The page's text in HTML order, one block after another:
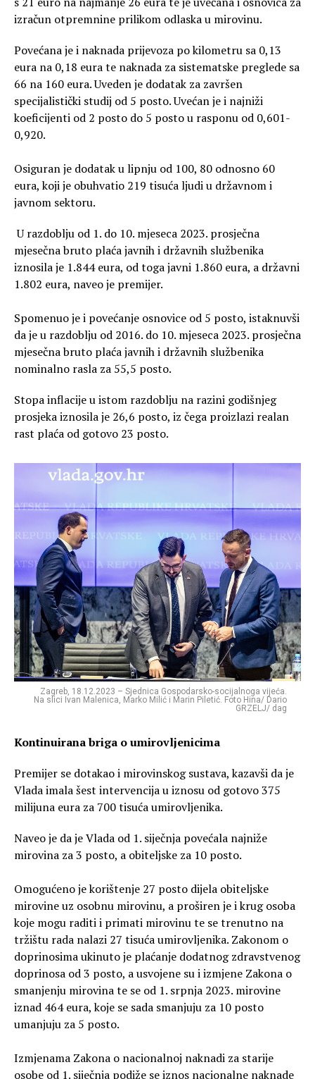
izračun otpremnine prilikom odlaska u mirovinu.
Povećana je i naknada prijevoza po kilometru sa 0,13
eura na 0,18 eura te naknada za sistematske preglede sa
66 na 160 eura. Uveden je dodatak za završen
specijalistički studij od 5 posto. Uvećan je i najniži
koeficijenti od 2 posto do 5 posto u rasponu od 0,601-
0,920.
Osiguran je dodatak u lipnju od 100, 80 odnosno 60
eura, koji je obuhvatio 219 tisuća ljudi u državnom i
javnom sektoru.
U razdoblju od 1. do 10. mjeseca 2023. prosječna
mjesečna bruto plaća javnih i državnih službenika
iznosila je 1.844 eura, od toga javni 1.860 eura, a državni
1.802 eura, naveo je premijer.
Spomenuo je i povećanje osnovice od 5 posto, istaknuvši
da je u razdoblju od 2016. do 10. mjeseca 2023. prosječna
mjesečna bruto plaća javnih i državnih službenika
nominalno rasla za 55,5 posto.
Stopa inflacije u istom razdoblju na razini godišnjeg
prosjeka iznosila je 26,6 posto, iz čega proizlazi realan
rast plaća od gotovo 23 posto.
Zagreb, 18.12.2023 – Sjednica Gospodarsko-socijalnoga vijeća.
Na slici Ivan Malenica, Marko Milić i Marin Piletić. Foto Hina/ Dario
GRZELJ/ dag
Kontinuirana briga o umirovljenicima
Premijer se dotakao i mirovinskog sustava, kazavši da je
Vlada imala šest intervencija u iznosu od gotovo 375
milijuna eura za 700 tisuća umirovljenika.
Naveo je da je Vlada od 1. siječnja povećala najniže
mirovina za 3 posto, a obiteljske za 10 posto.
Omogućeno je korištenje 27 posto dijela obiteljske
mirovine uz osobnu mirovinu, a proširen je i krug osoba
koje mogu raditi i primati mirovinu te se trenutno na
tržištu rada nalazi 27 tisuća umirovljenika. Zakonom o
doprinosima ukinuto je plaćanje dodatnog zdravstvenog
doprinosa od 3 posto, a usvojene su i izmjene Zakona o
smanjenju mirovina te se od 1. srpnja 2023. mirovine
iznad 464 eura, koje se sada smanjuju za 10 posto
umanjuju za 5 posto.
Izmjenama Zakona o nacionalnoj naknadi za starije
osobe od 1. siječnja podiže se iznos nacionalne naknade